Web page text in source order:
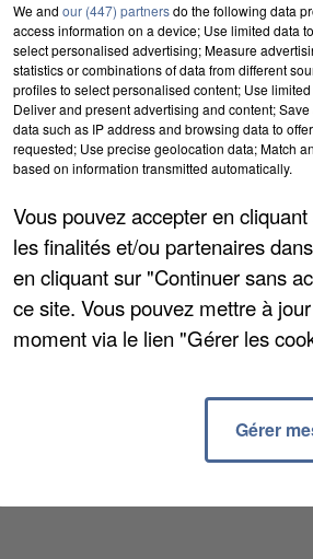
8 Avenue de Bourgogne
60000 Beauvais
We and our (447) partnersdo the following data
access information on a device; Use limited data
select personalised advertising; Measure
statistics or combinations of data from different
profiles to select personalised content; Use
Deliver and present advertising and content;
data such as IP address and browsing data to
requested; Use precise geolocation data; Match
based on information transmitted automatically.
Vous pouvez accepter en
les finalités et/ou partenaires
en cliquant sur "Continuer sans
ce site. Vous pouvez mettre à
moment via le lien "Gérer les
Gérer